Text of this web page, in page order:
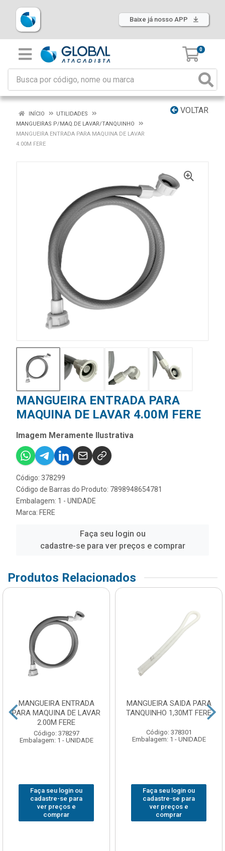
Baixe já nosso APP
0
VOLTAR
INÍCIO
UTILIDADES
MANGUEIRAS P/MAQ.DE LAVAR/TANQUINHO
MANGUEIRA ENTRADA PARA MAQUINA DE LAVAR
4.00M FERE
MANGUEIRA ENTRADA PARA
MAQUINA DE LAVAR 4.00M FERE
Imagem Meramente Ilustrativa
Código: 378299
Código de Barras do Produto: 7898948654781
Embalagem: 1 - UNIDADE
Marca: FERE
Faça seu login ou
cadastre-se para ver preços e comprar
Produtos Relacionados
MANGUEIRA ENTRADA
PARA MAQUINA DE LAVAR
2.00M FERE
Código: 378297
Embalagem: 1 - UNIDADE
Faça seu login ou
cadastre-se para
ver preços e
comprar
MANGUEIRA SAIDA PARA
TANQUINHO 1,30MT FERE
Código: 378301
Embalagem: 1 - UNIDADE
Faça seu login ou
cadastre-se para
ver preços e
comprar